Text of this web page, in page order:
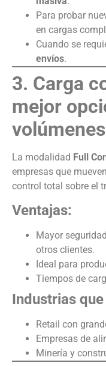
Para probar
en cargas
Cuando se
envíos.
3. Carga
mejor
volúmenes
La modalidad Full
empresas que
control total sobre el
Ventajas:
Mayor
otros clientes.
Ideal para
Tiempos de
Industrias
Retail con
Empresas de
Minería y